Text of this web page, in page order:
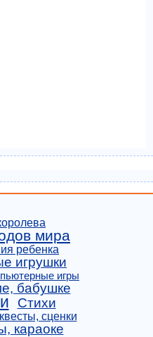
мира
ребенка
игрушки
игры
бабушке
Стихи
сценки
караоке